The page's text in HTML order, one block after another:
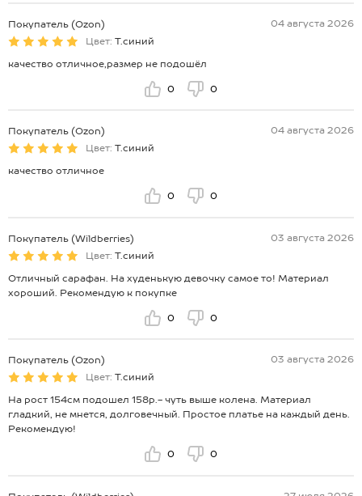
Покупатель (Ozon)
04 августа 2026
Цвет: Т.синий
качество отличное,размер не подошёл
0 0
Покупатель (Ozon)
04 августа 2026
Цвет: Т.синий
качество отличное
0 0
Покупатель (Wildberries)
03 августа 2026
Цвет: Т.синий
Отличный сарафан. На худенькую девочку самое то! Материал
хороший. Рекомендую к покупке
0 0
Покупатель (Ozon)
03 августа 2026
Цвет: Т.синий
На рост 154см подошел 158р.- чуть выше колена. Материал
гладкий, не мнется, долговечный. Простое платье на каждый день.
Рекомендую!
0 0